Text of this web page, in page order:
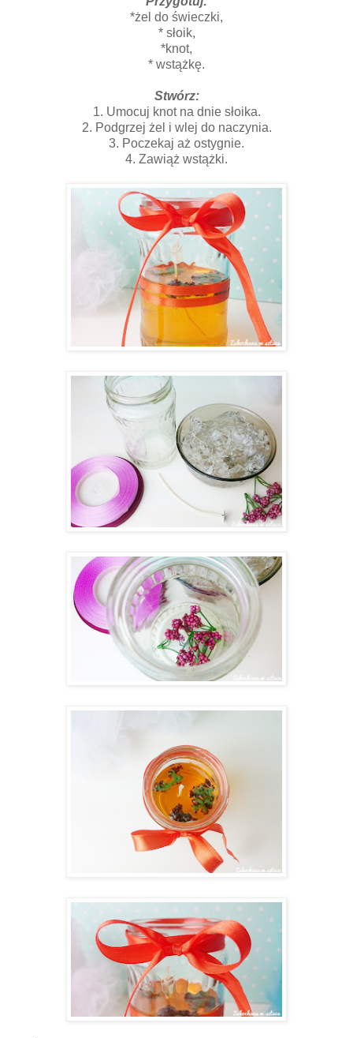
*żel do świeczki,
* słoik,
*knot,
* wstążkę.
Stwórz:
1. Umocuj knot na dnie słoika.
2. Podgrzej żel i wlej do naczynia.
3. Poczekaj aż ostygnie.
4. Zawiąż wstążki.